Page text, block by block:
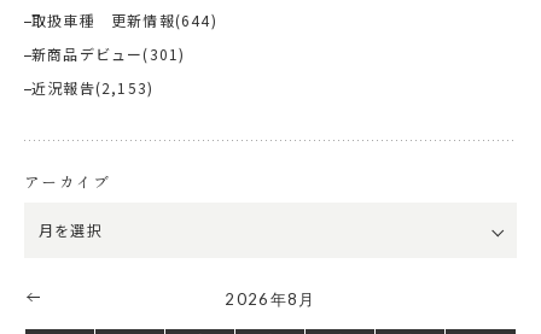
取扱車種 更新情報(644)
新商品デビュー(301)
近況報告(2,153)
アーカイブ
2026年8月